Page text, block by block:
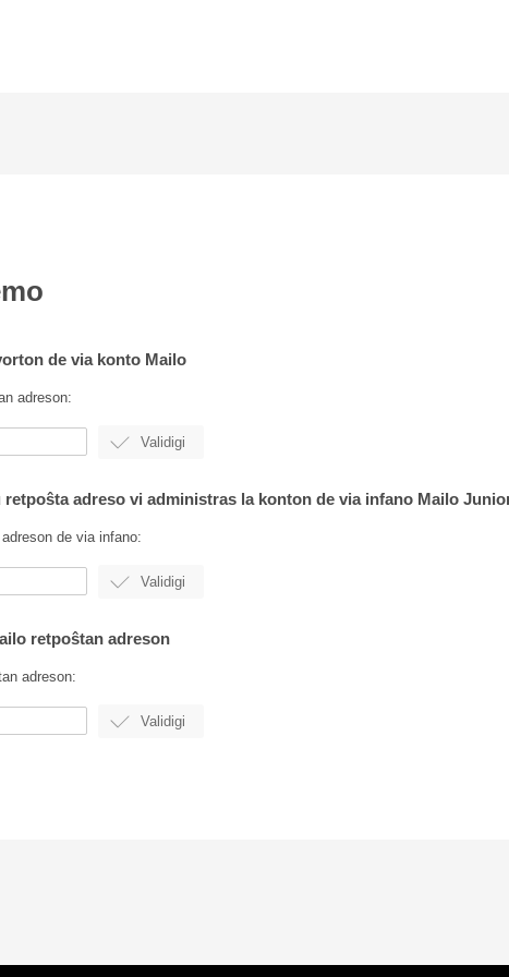
de via konto Mailo
adreson:
adreso vi administras la konton de via infano Mailo
de via infano:
retpoŝtan adreson
adreson: